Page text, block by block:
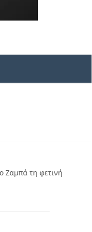
Ζαμπά τη φετινή